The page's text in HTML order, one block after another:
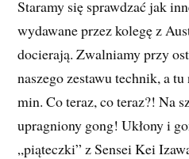
Staramy się sprawdzać jak
wydawane przez kolegę z
docierają. Zwalniamy przy
naszego zestawu technik, a tu
min. Co teraz, co teraz?! Na
upragniony gong! Ukłony i
„piąteczki” z Sensei Kei